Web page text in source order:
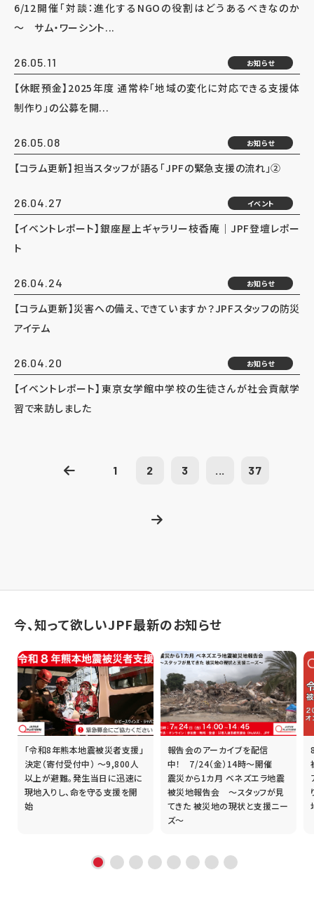
6/12開催「対談：進化するNGOの役割はどうあるべきなのか
～ サム・ワーシント...
26.05.11 お知らせ
【休眠預金】2025年度 通常枠「地域の変化に対応できる支援体
制作り」の公募を開...
26.05.08 お知らせ
【コラム更新】担当スタッフが語る「JPFの緊急支援の流れ」②
26.04.27 イベント
【イベントレポート】銀座屋上ギャラリー枝香庵｜JPF登壇レポー
ト
26.04.24 お知らせ
【コラム更新】災害への備え、できていますか？JPFスタッフの防災
アイテム
26.04.20 お知らせ
【イベントレポート】東京女学館中学校の生徒さんが社会貢献学
習で来訪しました
1 2 3 ... 37
今、知って欲しいJPF最新のお知らせ
「令和8年熊本地震被災者支援」
決定（寄付受付中） ～9,800人
以上が避難。発生当日に迅速に
現地入りし、命を守る支援を開
始
報告会のアーカイブを配信
中！ 7/24（金）14時～開催
震災から1カ月 ベネズエラ地震
被災地報告会 ～スタッフが見
てきた 被災地の現状と支援ニー
ズ～